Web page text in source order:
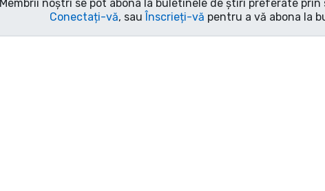
Membrii noștri se pot abona la buletinele de știri preferate prin
Conectați-vă, sau Înscrieți-vă pentru a vă abona la